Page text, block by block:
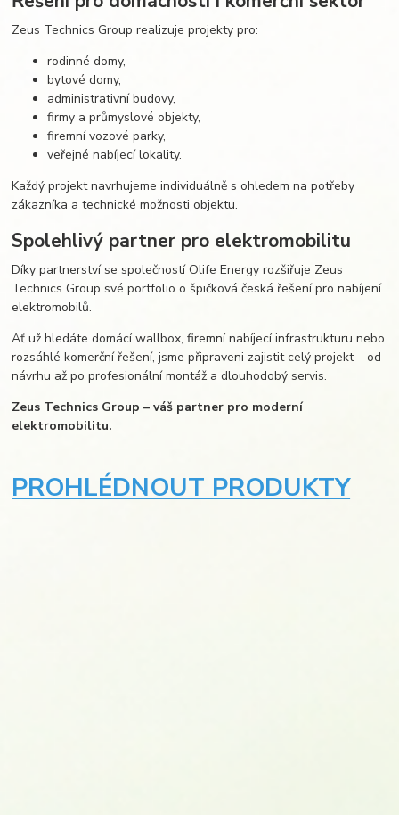
Zeus Technics Group realizuje projekty pro:
rodinné domy,
bytové domy,
administrativní budovy,
firmy a průmyslové objekty,
firemní vozové parky,
veřejné nabíjecí lokality.
Každý projekt navrhujeme individuálně s ohledem na potřeby
zákazníka a technické možnosti objektu.
Spolehlivý partner pro elektromobilitu
Díky partnerství se společností Olife Energy rozšiřuje Zeus
Technics Group své portfolio o špičková česká řešení pro nabíjení
elektromobilů.
Ať už hledáte domácí wallbox, firemní nabíjecí infrastrukturu nebo
rozsáhlé komerční řešení, jsme připraveni zajistit celý projekt – od
návrhu až po profesionální montáž a dlouhodobý servis.
Zeus Technics Group – váš partner pro moderní
elektromobilitu.
PROHLÉDNOUT PRODUKTY